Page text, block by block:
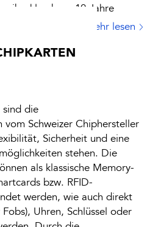
Mehr lesen
bzw. 10 Jahre
sind die
vom Schweizer Chiphersteller
Sicherheit und eine
stehen. Die
als klassische Memory-
bzw. RFID-
werden, wie auch direkt
Uhren, Schlüssel oder